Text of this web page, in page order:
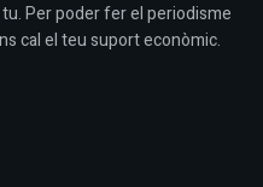
Per poder fer el periodisme
cal el teu suport econòmic.